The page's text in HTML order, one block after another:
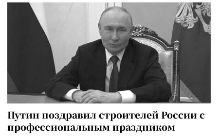
Путин поздравил строителей России с
профессиональным праздником